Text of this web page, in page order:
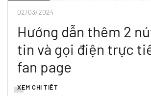
02/03/2024
Hướng dẫn thêm 2
tin và gọi điện trực
fan page
XEM CHI TIẾT